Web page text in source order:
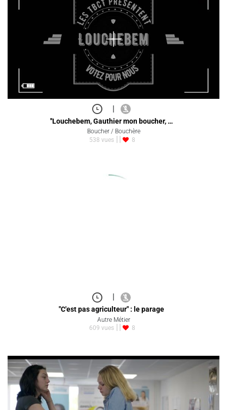
|
''Louchebem, Gauthier mon boucher, …
Boucher / Bouchère
538 vues
8
|
"C'est pas agriculteur" : le parage
Autre Métier
609 vues
8